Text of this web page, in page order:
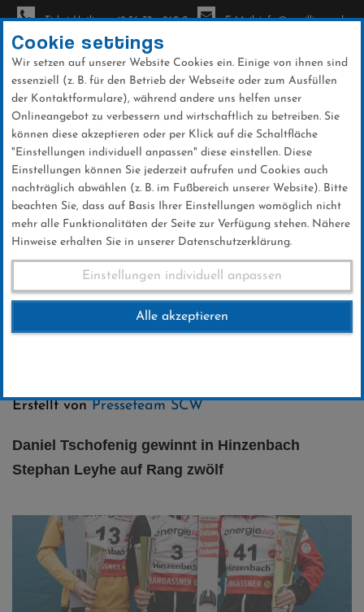
Direkt
zum
Inhalt
Ticket-Hotline: +49 56 32 - 960-0 E-Mail: info@sc-willingen.de
News
FIS Sommer Grand Hinzenbach
28.09.2024
Erstellt vonPresseteam SCW
Daniel Tschofenig gewinnt in Hinzenbach
Stephan Leyhe auf Rang zwölf
A.Wellinger - D.Tschofenig - J.Hörl © Tadeusz Mieczynski
Cookie settings
Wir setzen auf unserer Website Cookies ein. Einige von ihnen sind
essenziell (z. B. für den Betrieb der Webseite oder zum Ausfüllen
der Kontaktformulare), während andere uns helfen unser
Onlineangebot zu verbessern und wirtschaftlich zu betreiben. Sie
können diese akzeptieren oder per Klick auf die Schaltfläche
"Einstellungen individuell anpassen" diese einstellen. Diese
Einstellungen können Sie jederzeit aufrufen und Cookies auch
nachträglich abwählen (z. B. im Fußbereich unserer Website). Bitte
beachten Sie, dass auf Basis Ihrer Einstellungen womöglich nicht
mehr alle Funktionalitäten der Seite zur Verfügung stehen. Nähere
Hinweise erhalten Sie in unserer Datenschutzerklärung.
Einstellungen individuell anpassen
Alle akzeptieren